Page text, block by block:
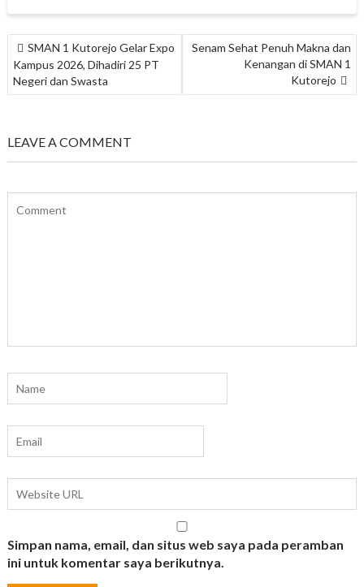
NAVIGASI
POS
SMAN 1 Kutorejo Gelar Expo
Kampus 2026, Dihadiri 25 PT
Negeri dan Swasta
Senam Sehat Penuh Makna dan
Kenangan di SMAN 1
Kutorejo
LEAVE A COMMENT
Simpan nama, email, dan situs web saya pada peramban
ini untuk komentar saya berikutnya.